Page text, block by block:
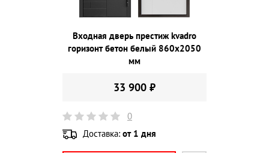
Входная дверь престиж kvadro
горизонт бетон белый 860х2050
мм
33 900 ₽
0
Доставка: от 1 дня